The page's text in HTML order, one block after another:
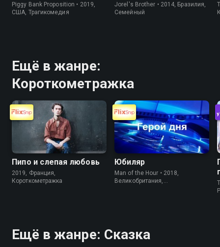
Piggy Bank Proposition • 2019,
США, Трагикомедия
Jorel's Brother • 2014, Бразилия,
Cемейный
Ещё в жанре:
Короткометражка
Пипо и слепая любовь
2019, Франция,
Короткометражка
Юбиляр
Man of the Hour • 2018,
Великобритания,
Ещё в жанре: Сказка